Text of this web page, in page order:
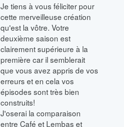
Je tiens à vous féliciter pour
cette merveilleuse création
qu'est la vôtre. Votre
deuxième saison est
clairement supérieure à la
première car il semblerait
que vous avez appris de vos
erreurs et en cela vos
épisodes sont très bien
construits!
J'oserai la comparaison
entre Café et Lembas et